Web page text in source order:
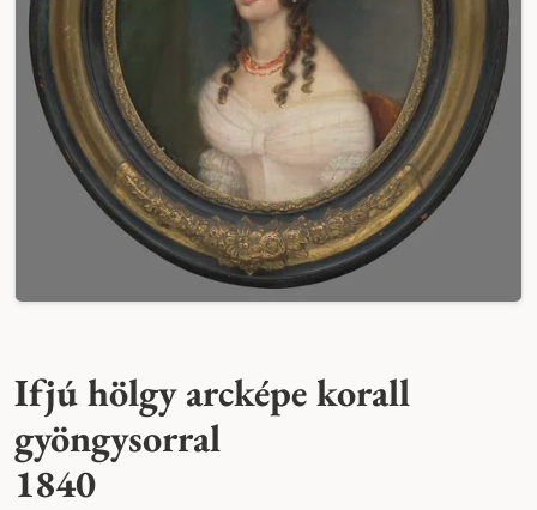
Ifjú hölgy arcképe korall
gyöngysorral
1840